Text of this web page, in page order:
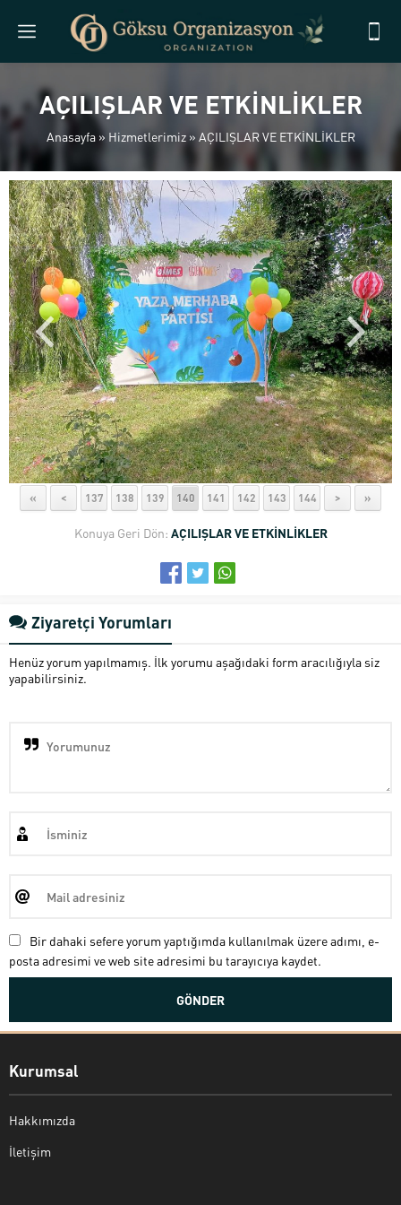
AÇILIŞLAR VE ETKİNLİKLER
Anasayfa» Hizmetlerimiz» AÇILIŞLAR VE ETKİNLİKLER
« < 137 138 139 140 141 142 143 144 > »
Konuya Geri Dön: AÇILIŞLAR VE ETKİNLİKLER
Ziyaretçi Yorumları
Henüz yorum yapılmamış. İlk yorumu aşağıdaki form aracılığıyla siz
yapabilirsiniz.
Bir dahaki sefere yorum yaptığımda kullanılmak üzere adımı, e-
posta adresimi ve web site adresimi bu tarayıcıya kaydet.
Kurumsal
Hakkımızda
İletişim